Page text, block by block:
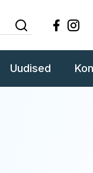
Uudised